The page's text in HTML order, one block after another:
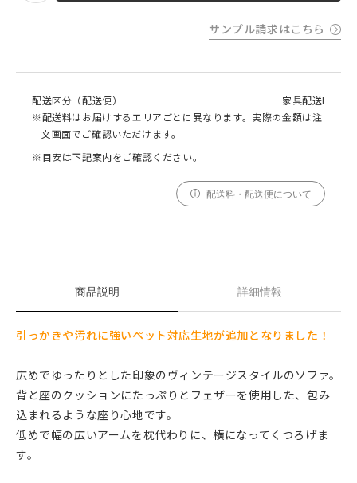
商品説明 詳細情報
引っかきや汚れに強いペット対応生地が追加となりました！
広めでゆったりとした印象のヴィンテージスタイルのソファ。
背と座のクッションにたっぷりとフェザーを使用した、包み
込まれるような座り心地です。
低めで幅の広いアームを枕代わりに、横になってくつろげま
す。
サンプル請求はこちら
配送区分（配送便）
家具配送I
※配送料はお届けするエリアごとに異なります。実際の金額は注
文画面でご確認いただけます。
※目安は下記案内をご確認ください。
配送料・配送便について